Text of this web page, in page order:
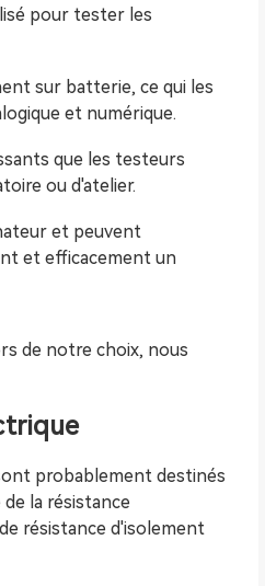
pour tester les
sur batterie, ce qui les
et numérique.
que les testeurs
ou d'atelier.
et peuvent
et efficacement un
de notre choix, nous
probablement destinés
la résistance
résistance d'isolement